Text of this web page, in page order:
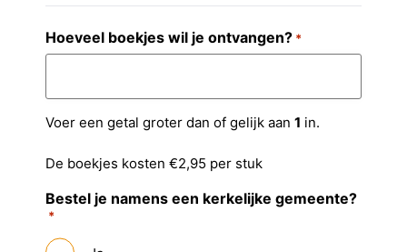
Hoeveel boekjes wil je ontvangen? *
Voer een getal groter dan of gelijk aan 1 in.
De boekjes kosten €2,95 per stuk
Bestel je namens een kerkelijke gemeente?
*